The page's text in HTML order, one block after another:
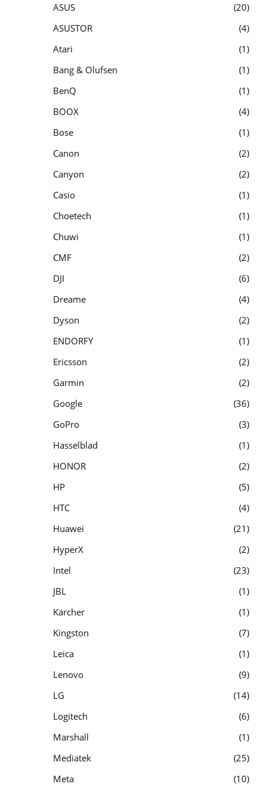
ASUS
20
ASUSTOR
4
Atari
1
Bang & Olufsen
1
BenQ
1
BOOX
4
Bose
1
Canon
2
Canyon
2
Casio
1
Choetech
1
Chuwi
1
CMF
2
DJI
6
Dreame
4
Dyson
2
ENDORFY
1
Ericsson
2
Garmin
2
Google
36
GoPro
3
Hasselblad
1
HONOR
2
HP
5
HTC
4
Huawei
21
HyperX
2
Intel
23
JBL
1
Kärcher
1
Kingston
7
Leica
1
Lenovo
9
LG
14
Logitech
6
Marshall
1
Mediatek
25
Meta
10